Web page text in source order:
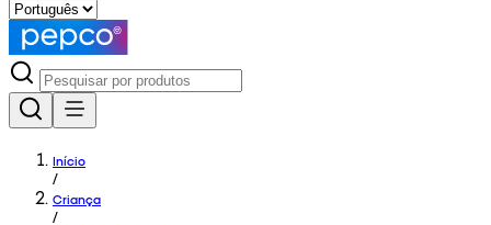
Início
/
Criança
/